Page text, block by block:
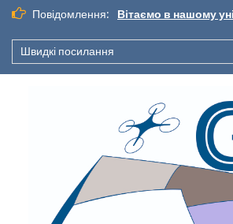
Повідомлення: Вітаємо в нашому
Швидкі посилання